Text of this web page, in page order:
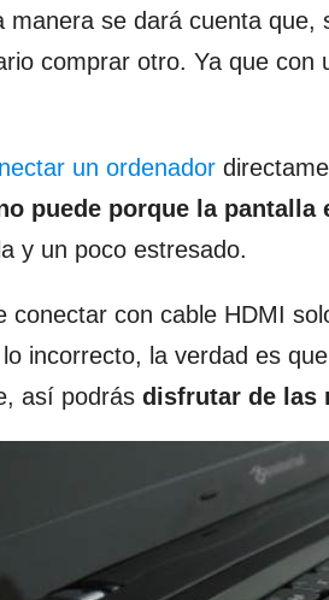
manera se dará cuenta que,
comprar otro. Ya que
un ordenador
puede porque la pantalla
y un poco estresado.
conectar con cable HDMI
incorrecto, la verdad es
así podrás disfrutar de las